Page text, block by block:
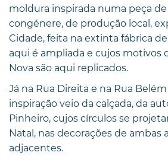
moldura inspirada numa peça
congénere, de produção local,
Cidade, feita na extinta fábrica
aqui é ampliada e cujos motivos
Nova são aqui replicados.
Já na Rua Direita e na Rua Belém
inspiração veio da calçada, da
Pinheiro, cujos círculos se
Natal, nas decorações de ambas
adjacentes.